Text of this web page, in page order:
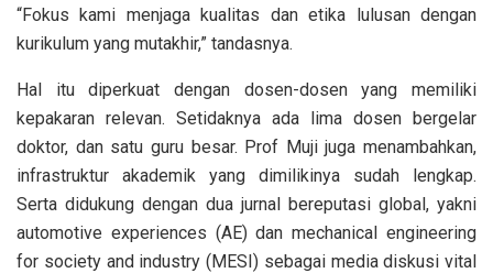
“Fokus kami menjaga kualitas dan etika lulusan dengan
kurikulum yang mutakhir,” tandasnya.
Hal itu diperkuat dengan dosen-dosen yang memiliki
kepakaran relevan. Setidaknya ada lima dosen bergelar
doktor, dan satu guru besar. Prof Muji juga menambahkan,
infrastruktur akademik yang dimilikinya sudah lengkap.
Serta didukung dengan dua jurnal bereputasi global, yakni
automotive experiences (AE) dan mechanical engineering
for society and industry (MESI) sebagai media diskusi vital